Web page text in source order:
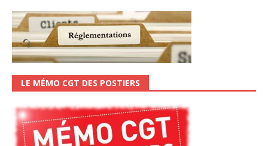
LE MÉMO CGT DES POSTIERS